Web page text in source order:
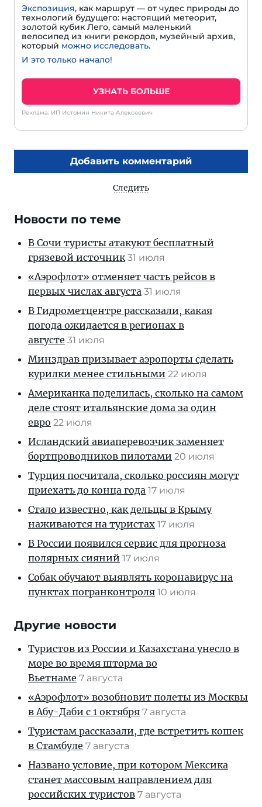
Экспозиция, как маршрут — от чудес природы до
технологий будущего: настоящий метеорит,
золотой кубик Лего, самый маленький
велосипед из книги рекордов, музейный архив,
который можно исследовать.
И это только начало!
УЗНАТЬ БОЛЬШЕ
Реклама: ИП Истомин Никита Алексеевич
Добавить комментарий
Следить
Новости по теме
В Сочи туристы атакуют бесплатный
грязевой источник 31 июля
«Аэрофлот» отменяет часть рейсов в
первых числах августа 31 июля
В Гидрометцентре рассказали, какая
погода ожидается в регионах в
августе 31 июля
Минздрав призывает аэропорты сделать
курилки менее стильными 22 июля
Американка поделилась, сколько на самом
деле стоят итальянские дома за один
евро 22 июля
Исландский авиаперевозчик заменяет
бортпроводников пилотами 20 июля
Турция посчитала, сколько россиян могут
приехать до конца года 17 июля
Стало известно, как дельцы в Крыму
наживаются на туристах 17 июля
В России появился сервис для прогноза
полярных сияний 17 июля
Собак обучают выявлять коронавирус на
пунктах погранконтроля 10 июля
Другие новости
Туристов из России и Казахстана унесло в
море во время шторма во
Вьетнаме 7 августа
«Аэрофлот» возобновит полеты из Москвы
в Абу-Даби с 1 октября 7 августа
Туристам рассказали, где встретить кошек
в Стамбуле 7 августа
Названо условие, при котором Мексика
станет массовым направлением для
российских туристов 7 августа